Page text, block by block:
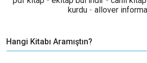
kurdu - allover
Hangi Kitabı Aramıştın?